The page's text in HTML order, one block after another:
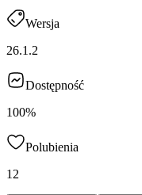
Wersja
26.1.2
Dostępność
100%
Polubienia
12